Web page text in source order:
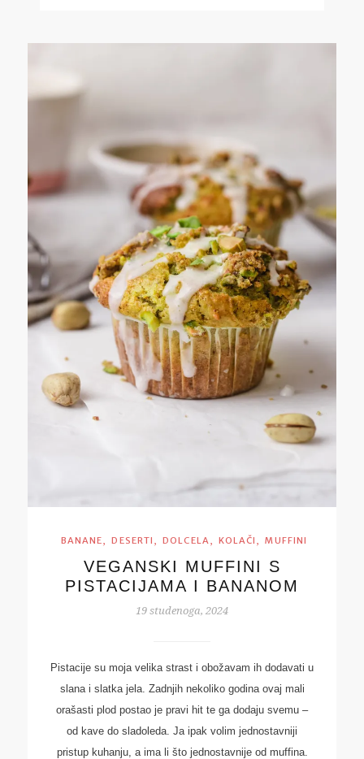
BANANE, DESERTI , DOLCELA, KOLAČI , MUFFINI
VEGANSKI MUFFINI S
PISTACIJAMA I BANANOM
19 studenoga, 2024
Pistacije su moja velika strast i obožavam ih dodavati u
slana i slatka jela. Zadnjih nekoliko godina ovaj mali
orašasti plod postao je pravi hit te ga dodaju svemu –
od kave do sladoleda. Ja ipak volim jednostavniji
pristup kuhanju, a ima li što jednostavnije od muffina.